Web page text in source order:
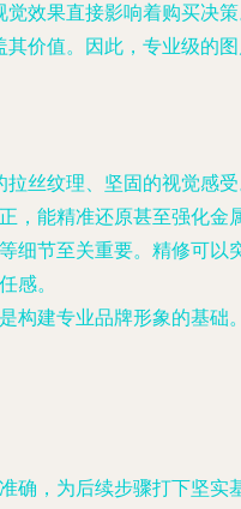
效果直接影响着购买决
价值。因此，专业级的
丝纹理、坚固的视觉感
能精准还原甚至强化金
细节至关重要。精修可以
感。
构建专业品牌形象的基
确，为后续步骤打下坚实